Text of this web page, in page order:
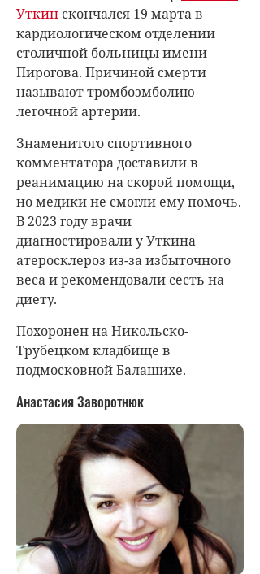
Уткин скончался 19 марта в
кардиологическом отделении
столичной больницы имени
Пирогова. Причиной смерти
называют тромбоэмболию
легочной артерии.
Знаменитого спортивного
комментатора доставили в
реанимацию на скорой помощи,
но медики не смогли ему помочь.
В 2023 году врачи
диагностировали у Уткина
атеросклероз из-за избыточного
веса и рекомендовали сесть на
диету.
Похоронен на Никольско-
Трубецком кладбище в
подмосковной Балашихе.
Анастасия Заворотнюк